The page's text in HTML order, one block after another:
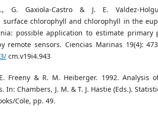
G. Gaxiola-Castro & J. E. Valdez-
surface chlorophyll and chlorophyll in the
possible application to estimate primary
remote sensors. Ciencias Marinas 19(4):
cm.v19i4.943
Freeny & R. M. Heiberger. 1992. Analysis
Chambers, J. M. & T. J. Hastie (Eds.).
Cole, pp. 49.